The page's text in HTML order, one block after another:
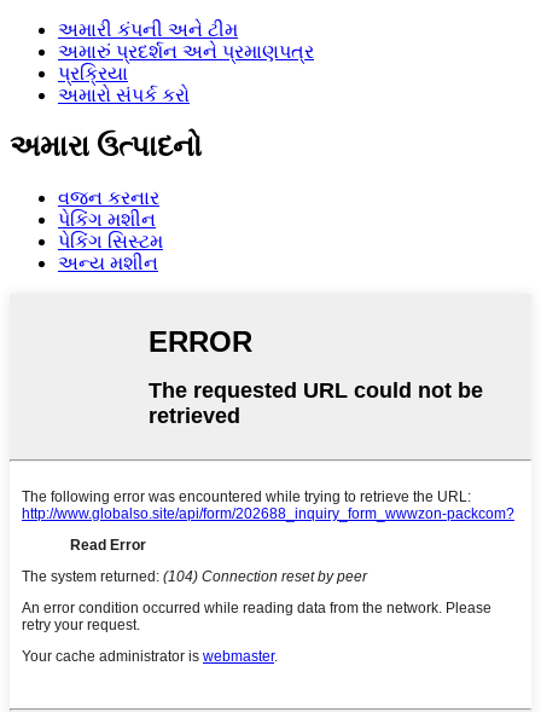
અમારી કંપની અને ટીમ
અમારું પ્રદર્શન અને પ્રમાણપત્ર
પ્રક્રિયા
અમારો સંપર્ક કરો
અમારા ઉત્પાદનો
વજન કરનાર
પેકિંગ મશીન
પેકિંગ સિસ્ટમ
અન્ય મશીન